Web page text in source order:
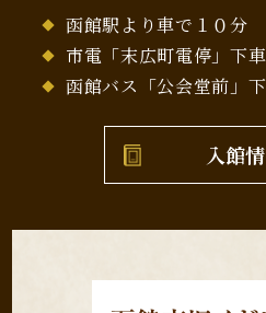
函館駅より車で１０分
市電「末広町電停」下
函館バス「公会堂前」
入館